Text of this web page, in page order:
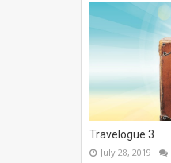
Travelogue 3
July 28, 2019